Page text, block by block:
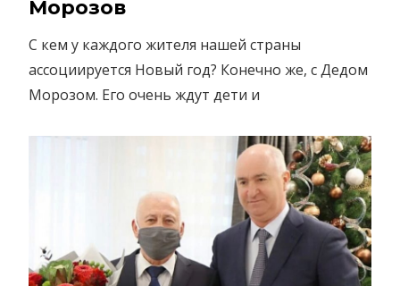
Морозов
С кем у каждого жителя нашей страны
ассоциируется Новый год? Конечно же, с Дедом
Морозом. Его очень ждут дети и